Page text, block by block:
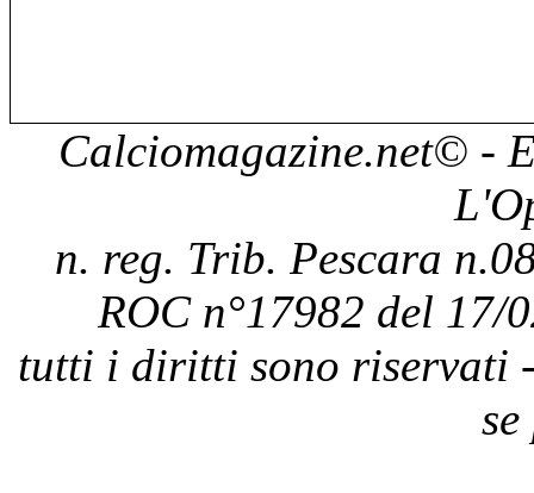
Calciomagazine.net© -
n. reg. Trib. Pescara
ROC n°17982 del 17/
tutti i diritti sono riservati